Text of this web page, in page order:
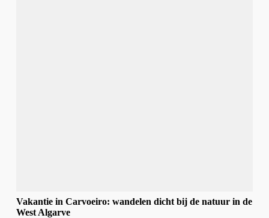
Vakantie in Carvoeiro: wandelen dicht bij de natuur in de
West Algarve